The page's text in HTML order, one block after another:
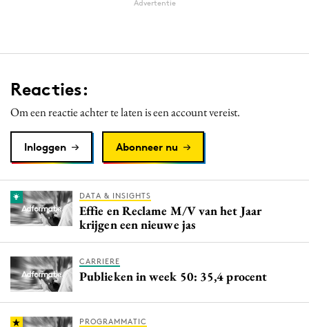
Advertentie
Reacties:
Om een reactie achter te laten is een account vereist.
Inloggen Abonneer nu
DATA & INSIGHTS
Effie en Reclame M/V van het Jaar
krijgen een nieuwe jas
CARRIERE
Publieken in week 50: 35,4 procent
PROGRAMMATIC